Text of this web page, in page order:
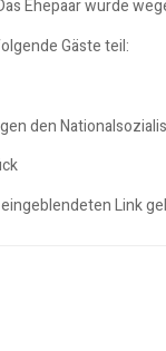
Ehepaar wurde
Gäste teil:
den
Link